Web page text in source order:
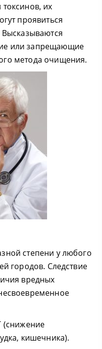
их
проявиться
или запрещающие
метода очищения.
степени у любого
городов. Следствие
вредных
(снижение
кишечника).